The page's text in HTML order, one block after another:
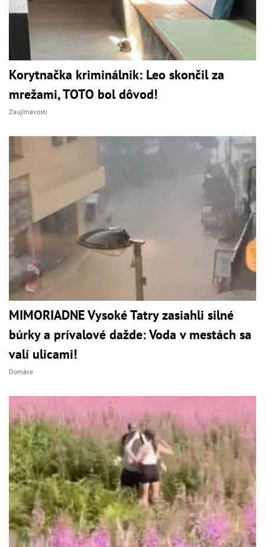
Korytnačka kriminálnik: Leo skončil za
mrežami, TOTO bol dôvod!
Zaujímavosti
MIMORIADNE Vysoké Tatry zasiahli silné
búrky a prívalové dažde: Voda v mestách sa
valí ulicami!
Domáce